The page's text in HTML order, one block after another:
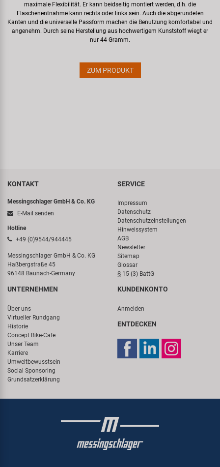
maximale Flexibilität. Er kann beidseitig montiert werden, d.h. die
Flaschenentnahme kann rechts oder links sein. Auch die abgerundeten
Kanten und die universelle Passform machen die Benutzung komfortabel und
angenehm. Durch seine Herstellung aus hochwertigem Kunststoff wiegt er
nur 44 Gramm.
ZUM PRODUKT
KONTAKT
Messingschlager GmbH & Co. KG
E-Mail senden
Hotline
+49 (0)9544/944445
Messingschlager GmbH & Co. KG
Haßbergstraße 45
96148 Baunach-Germany
SERVICE
Impressum
Datenschutz
Datenschutzeinstellungen
Hinweissystem
AGB
Newsletter
Sitemap
Glossar
§ 15 (3) BattG
UNTERNEHMEN
Über uns
Virtueller Rundgang
Historie
Concept Bike-Cafe
Unser Team
Karriere
Umweltbewusstsein
Social Sponsoring
Grundsatzerklärung
KUNDENKONTO
Anmelden
ENTDECKEN